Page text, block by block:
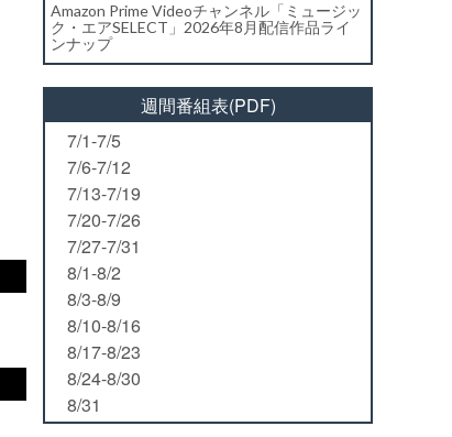
Amazon Prime Videoチャンネル「ミュージッ
ク・エアSELECT」2026年8月配信作品ライ
ンナップ
週間番組表(PDF)
7/1-7/5
7/6-7/12
7/13-7/19
7/20-7/26
7/27-7/31
8/1-8/2
8/3-8/9
8/10-8/16
8/17-8/23
8/24-8/30
8/31